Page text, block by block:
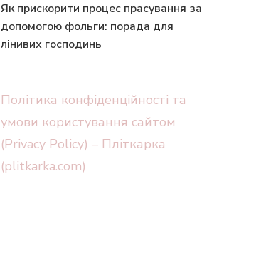
Як прискорити процес прасування за
допомогою фольги: порада для
лінивих господинь
Політика конфіденційності та
умови користування сайтом
(Privacy Policy) – Пліткарка
(plitkarka.com)